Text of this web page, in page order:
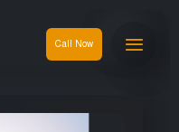
Call Now